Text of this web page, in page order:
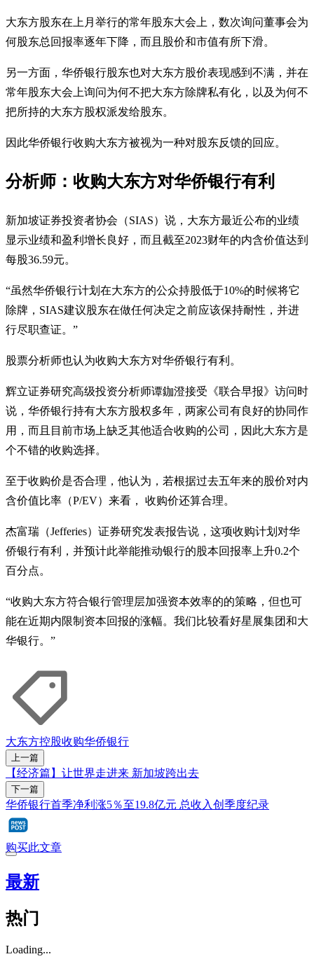
大东方股东在上月举行的常年股东大会上，数次询问董事会为
何股东总回报率逐年下降，而且股价和市值有所下滑。
另一方面，华侨银行股东也对大东方股价表现感到不满，并在
常年股东大会上询问为何不把大东方除牌私有化，以及为何不
把所持的大东方股权派发给股东。
因此华侨银行收购大东方被视为一种对股东反馈的回应。
分析师：收购大东方对华侨银行有利
新加坡证券投资者协会（SIAS）说，大东方最近公布的业绩
显示业绩和盈利增长良好，而且截至2023财年的内含价值达到
每股36.59元。
“虽然华侨银行计划在大东方的公众持股低于10%的时候将它
除牌，SIAS建议股东在做任何决定之前应该保持耐性，并进
行尽职查证。”
股票分析师也认为收购大东方对华侨银行有利。
辉立证券研究高级投资分析师谭鉫澄接受《联合早报》访问时
说，华侨银行持有大东方股权多年，两家公司有良好的协同作
用，而且目前市场上缺乏其他适合收购的公司，因此大东方是
个不错的收购选择。
至于收购价是否合理，他认为，若根据过去五年来的股价对内
含价值比率（P/EV）来看， 收购价还算合理。
杰富瑞（Jefferies）证券研究发表报告说，这项收购计划对华
侨银行有利，并预计此举能推动银行的股本回报率上升0.2个
百分点。
“收购大东方符合银行管理层加强资本效率的的策略，但也可
能在近期内限制资本回报的涨幅。我们比较看好星展集团和大
华银行。”
大东方控股收购华侨银行
上一篇
【经济篇】让世界走进来 新加坡跨出去
下一篇
华侨银行首季净利涨5％至19.8亿元 总收入创季度纪录
购买此文章
最新
热门
Loading...